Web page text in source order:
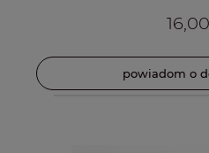
powiadom o